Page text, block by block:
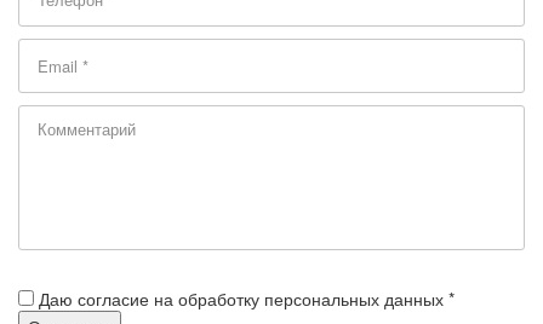
Даю согласие на обработку персональных данных *